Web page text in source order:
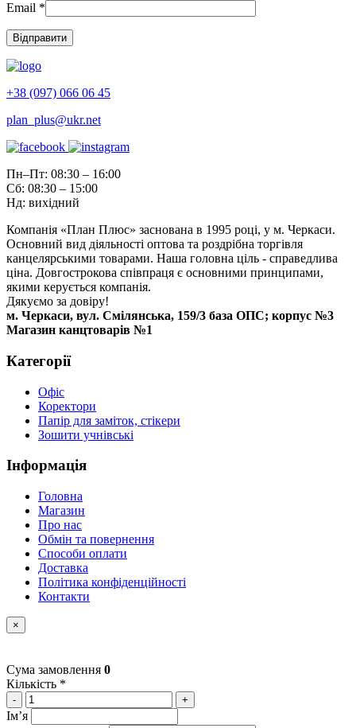
Email *
+38 (097) 066 06 45
plan_plus@ukr.net
Пн–Пт: 08:30 – 16:00
Сб: 08:30 – 15:00
Нд: вихідний
Компанія «План Плюс» заснована в 1995 році, у м. Черкаси.
Основний вид діяльності оптова та роздрібна торгівля
канцелярськими товарами. Наша головна ціль - справедлива
ціна. Довгострокова співпраця є основними принципами,
якими керується компанія.
Дякуємо за довіру!
м. Черкаси, вул. Смілянська, 159/3 база ОПС; корпус №3
Магазин канцтоварів №1
Категорії
Офіс
Коректори
Папір для заміток, стікери
Зошити учнівські
Інформація
Головна
Магазин
Про нас
Обмін та повернення
Способи оплати
Доставка
Політика конфіденційності
Контакти
×
Сума замовлення 0
Кількість *
- +
Імʼя